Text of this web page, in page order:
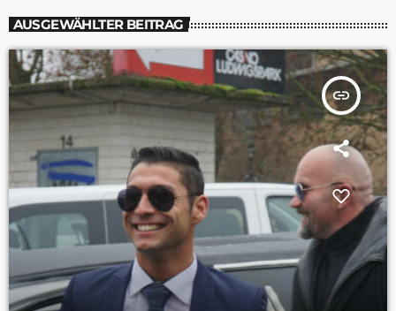
AUSGEWÄHLTER BEITRAG
insert_link